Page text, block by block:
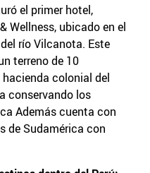
el primer hotel,
Wellness, ubicado en el
río Vilcanota. Este
terreno de 10
colonial del
conservando los
Además cuenta con
de Sudamérica con